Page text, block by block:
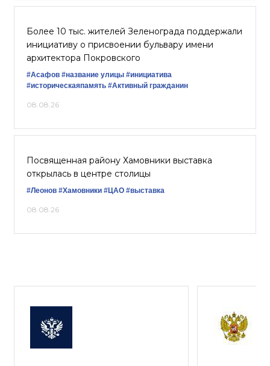
Более 10 тыс. жителей Зеленограда поддержали
инициативу о присвоении бульвару имени
архитектора Покровского
#Асафов #название улицы #инициатива
#историческаяпамять #Активный гражданин
08.08.26
Посвященная району Хамовники выставка
открылась в центре столицы
#Леонов #Хамовники #ЦАО #выставка
08.08.26